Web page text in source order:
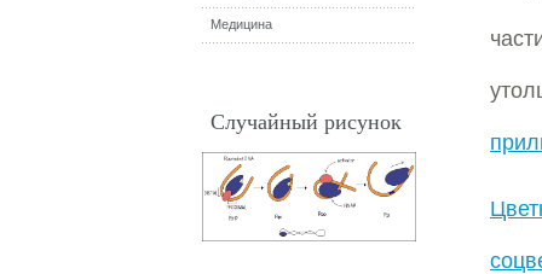
Медицина
Случайный рисунок